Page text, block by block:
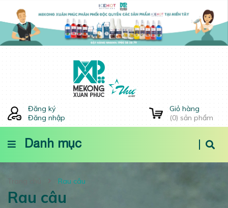
Đăng ký
Đăng nhập
Giỏ hàng
(0) sản phẩm
Danh mục
Rau câu
Rau câu